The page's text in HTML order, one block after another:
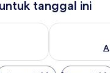
tanggal ini
ini Agu 8 - Agu 9
Periksa